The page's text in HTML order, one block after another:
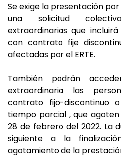
Se exige la presentación
una solicitud
extraordinarias que
con contrato fije
afectadas por el ERTE.
También podrán
extraordinaria las
contrato fijo-discontinuo
tiempo parcial , que
28 de febrero del 2022. La
siguiente a la
agotamiento de la